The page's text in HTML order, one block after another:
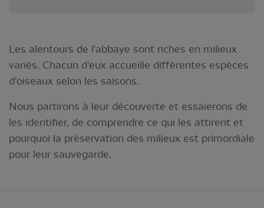
Les alentours de l'abbaye sont riches en milieux
variés. Chacun d'eux accueille différentes espèces
d'oiseaux selon les saisons.
Nous partirons à leur découverte et essaierons de
les identifier, de comprendre ce qui les attirent et
pourquoi la préservation des milieux est primordiale
pour leur sauvegarde.